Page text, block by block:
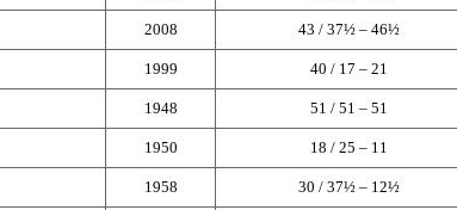
2008 43 / 37½ – 46½
1999 40 / 17 – 21
1948 51 / 51 – 51
1950 18 / 25 – 11
1958 30 / 37½ – 12½